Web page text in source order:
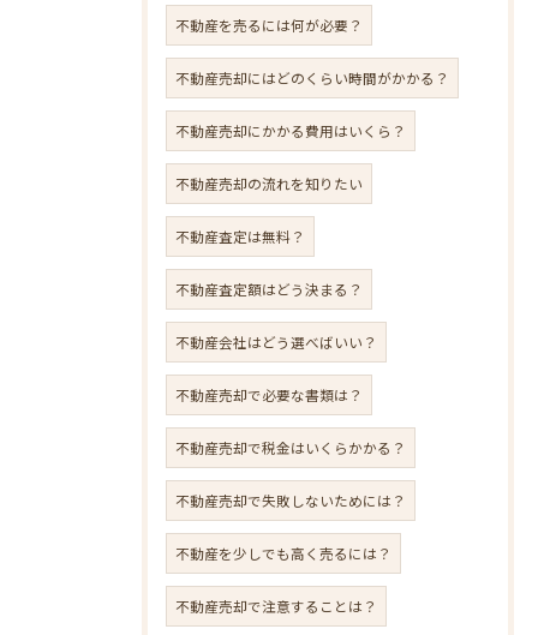
不動産を売るには何が必要？
不動産売却にはどのくらい時間がかかる？
不動産売却にかかる費用はいくら？
不動産売却の流れを知りたい
不動産査定は無料？
不動産査定額はどう決まる？
不動産会社はどう選べばいい？
不動産売却で必要な書類は？
不動産売却で税金はいくらかかる？
不動産売却で失敗しないためには？
不動産を少しでも高く売るには？
不動産売却で注意することは？